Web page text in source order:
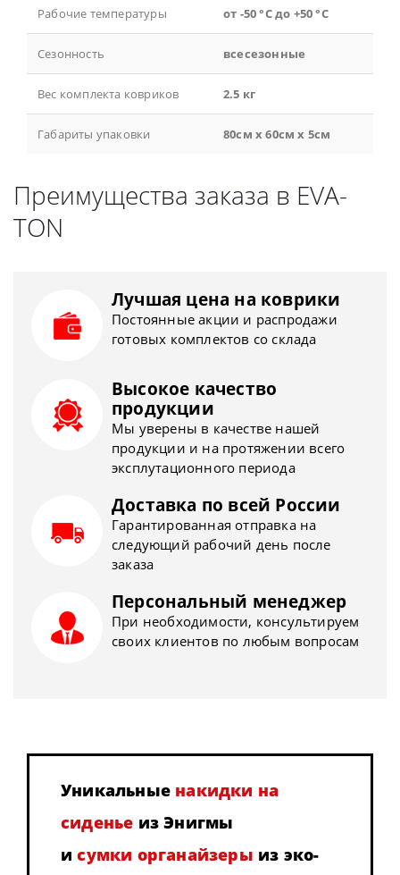
Рабочие температуры от -50 °С до +50 °С
Сезонность всесезонные
Вес комплекта ковриков 2.5 кг
Габариты упаковки 80см x 60см x 5см
Преимущества заказа в EVA-
TON
Лучшая цена на коврики
Постоянные акции и распродажи
готовых комплектов со склада
Высокое качество
продукции
Мы уверены в качестве нашей
продукции и на протяжении всего
эксплутационного периода
Доставка по всей России
Гарантированная отправка на
следующий рабочий день после
заказа
Персональный менеджер
При необходимости, консультируем
своих клиентов по любым вопросам
Уникальные накидки на
сиденье из Энигмы
исумки органайзеры из эко-